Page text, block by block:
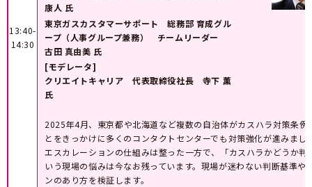
13:40-
14:30
康人 氏
東京ガスカスタマーサポート 総務部 育成グル
ープ（人事グループ兼務） チームリーダー
古田 真由美 氏
[モデレータ]
クリエイトキャリア 代表取締役社長 寺下 薫
氏
2025年4月、東京都や北海道など複数の自治体がカスハラ対策条例
とをきっかけに多くのコンタクトセンターでも対策強化が進みまし
エスカレーションの仕組みは整った一方で、「カスハラかどうか判
いう現場の悩みは今なお残っています。現場が迷わない判断基準や
ンのあり方を検証します。